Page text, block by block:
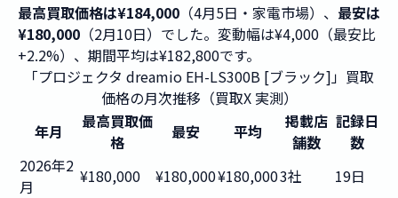
最高買取価格は¥184,000 （4月5日・家電市場）、 最安は
¥180,000 （2月10日）でした。変動幅は¥4,000（最安比
+2.2%）、期間平均は¥182,800です。
「プロジェクタ dreamio EH-LS300B [ブラック]」買取
価格の月次推移（買取X 実測）
年月
最高買取価
格
最安 平均
掲載店
舗数
記録日
数
2026年2
月
¥180,000 ¥180,000¥180,0003社
19日